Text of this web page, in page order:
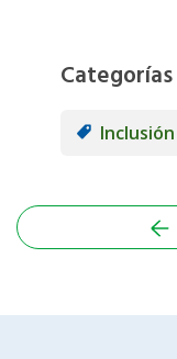
Categorías
Inclusión